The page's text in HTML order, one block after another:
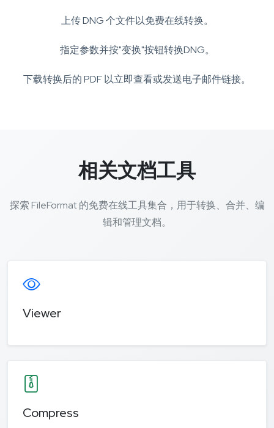
上传 DNG 个文件以免费在线转换。
指定参数并按"变换"按钮转换DNG。
下载转换后的 PDF 以立即查看或发送电子邮件链接。
相关文档工具
探索 FileFormat 的免费在线工具集合，用于转换、合并、编
辑和管理文档。
Viewer
Compress